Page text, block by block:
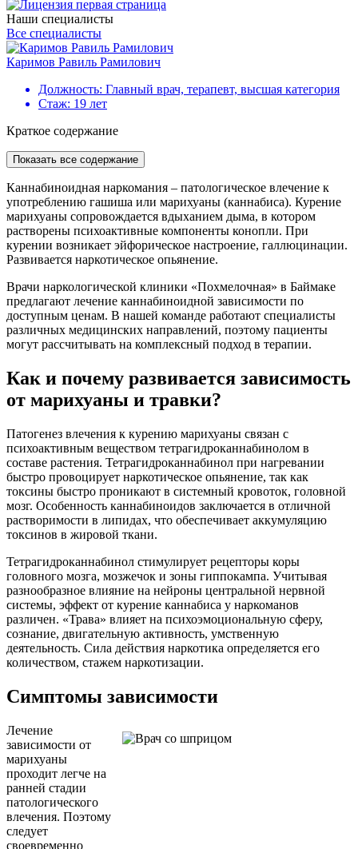
Наши специалисты
Все специалисты
Каримов Равиль Рамилович
Должность: Главный врач, терапевт, высшая категория
Стаж: 19 лет
Краткое содержание
Показать все содержание
Каннабиноидная наркомания – патологическое влечение к
употреблению гашиша или марихуаны (каннабиса). Курение
марихуаны сопровождается вдыханием дыма, в котором
растворены психоактивные компоненты конопли. При
курении возникает эйфорическое настроение, галлюцинации.
Развивается наркотическое опьянение.
Врачи наркологической клиники «Похмелочная» в Баймаке
предлагают лечение каннабиноидной зависимости по
доступным ценам. В нашей команде работают специалисты
различных медицинских направлений, поэтому пациенты
могут рассчитывать на комплексный подход в терапии.
Как и почему развивается зависимость
от марихуаны и травки?
Патогенез влечения к курению марихуаны связан с
психоактивным веществом тетрагидроканнабинолом в
составе растения. Тетрагидроканнабинол при нагревании
быстро провоцирует наркотическое опьянение, так как
токсины быстро проникают в системный кровоток, головной
мозг. Особенность каннабиноидов заключается в отличной
растворимости в липидах, что обеспечивает аккумуляцию
токсинов в жировой ткани.
Тетрагидроканнабинол стимулирует рецепторы коры
головного мозга, мозжечок и зоны гиппокампа. Учитывая
разнообразное влияние на нейроны центральной нервной
системы, эффект от курение каннабиса у наркоманов
различен. «Трава» влияет на психоэмоциональную сферу,
сознание, двигательную активность, умственную
деятельность. Сила действия наркотика определяется его
количеством, стажем наркотизации.
Симптомы зависимости
Лечение
зависимости от
марихуаны
проходит легче на
ранней стадии
патологического
влечения. Поэтому
следует
своевременно